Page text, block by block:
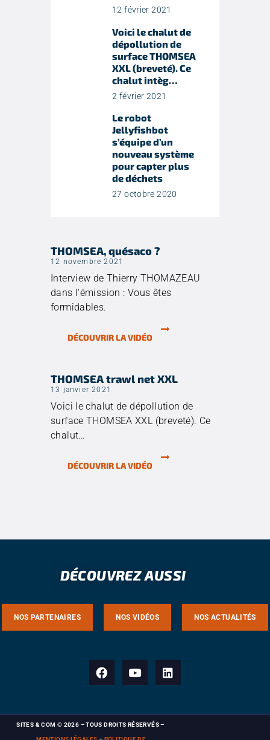
12 février 2021
Voici le chalut de
dépollution de
surface THOMSEA
XXL (breveté). Ce
chalut intèg…
2 février 2021
Le robot
Jellyfishbot
s’équipe d’un
nouveau système
pour capter plus
de déchets
27 octobre 2020
THOMSEA, quésaco ?
12 novembre 2021
Interview de Thierry THOMAZEAU
dans l'émission : Vous êtes
formidables.
DÉCOUVRIR LA VIDÉO
THOMSEA trawl net XXL
13 janvier 2021
Voici le chalut de dépollution de
surface THOMSEA XXL (breveté). Ce
chalut…
DÉCOUVRIR LA VIDÉO
DÉCOUVREZ AUSSI
NOS PARTENAIRES NOS VIDÉOS NOS ACTUALITÉS
SITES & COM © 2026 – TOUS DROITS RÉSERVÉS–